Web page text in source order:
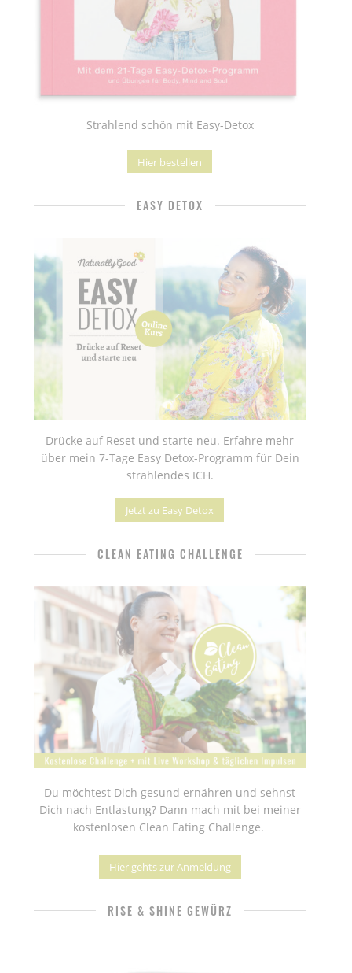
Strahlend schön mit Easy-Detox
Hier bestellen
EASY DETOX
Drücke auf Reset und starte neu. Erfahre mehr
über mein 7-Tage Easy Detox-Programm für Dein
strahlendes ICH.
Jetzt zu Easy Detox
CLEAN EATING CHALLENGE
Du möchtest Dich gesund ernähren und sehnst
Dich nach Entlastung? Dann mach mit bei meiner
kostenlosen Clean Eating Challenge.
Hier gehts zur Anmeldung
RISE & SHINE GEWÜRZ